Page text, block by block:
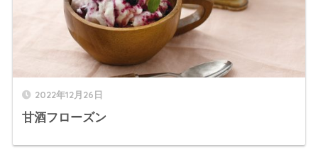
2022年12月26日
甘酒フローズン